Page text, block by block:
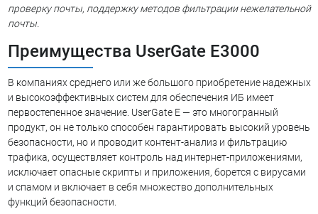
проверку почты, поддержку методов фильтрации нежелательной
почты.
Преимущества UserGate E3000
В компаниях среднего или же большого приобретение надежных
и высокоэффективных систем для обеспечения ИБ имеет
первостепенное значение. UserGate E — это многогранный
продукт, он не только способен гарантировать высокий уровень
безопасности, но и проводит контент-анализ и фильтрацию
трафика, осуществляет контроль над интернет-приложениями,
исключает опасные скрипты и приложения, борется с вирусами
и спамом и включает в себя множество дополнительных
функций безопасности.